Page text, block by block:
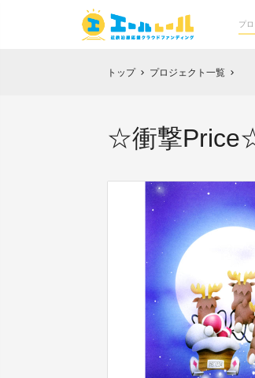
トップ chevron_right プロジェクト一覧 chevron_right
☆衝撃